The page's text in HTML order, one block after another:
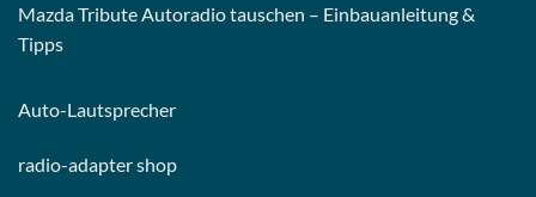
Mazda Tribute Autoradio tauschen – Einbauanleitung &
Tipps
Auto-Lautsprecher
radio-adapter shop